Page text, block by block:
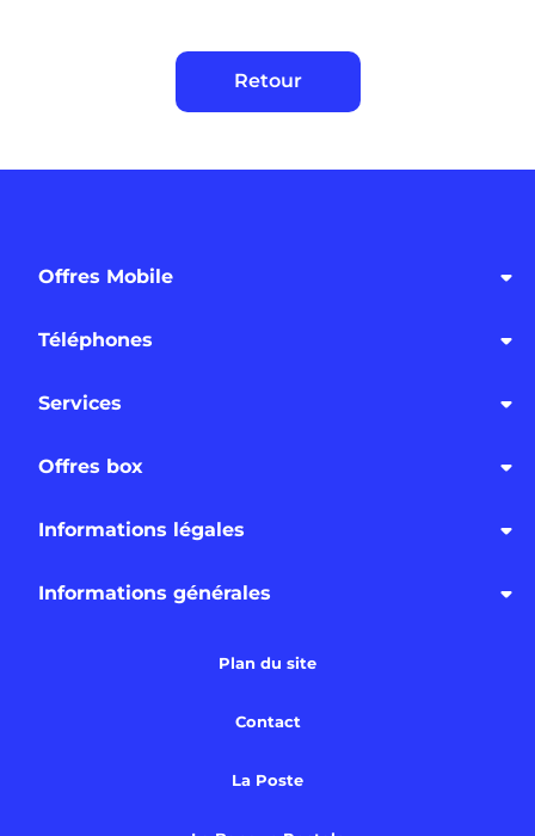
Retour
Offres Mobile
Téléphones
Services
Offres box
Informations légales
Informations générales
Plan du site
Contact
La Poste